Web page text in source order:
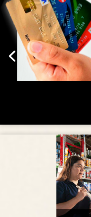
Ahora